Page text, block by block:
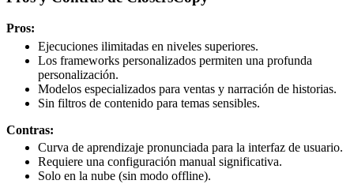
Pros:
Ejecuciones ilimitadas en niveles superiores.
Los frameworks personalizados permiten una profunda
personalización.
Modelos especializados para ventas y narración de historias.
Sin filtros de contenido para temas sensibles.
Contras:
Curva de aprendizaje pronunciada para la interfaz de usuario.
Requiere una configuración manual significativa.
Solo en la nube (sin modo offline).